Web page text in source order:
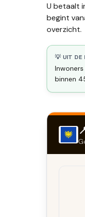
U betaalt
begint
overzicht.
💡 UIT DE
binnen